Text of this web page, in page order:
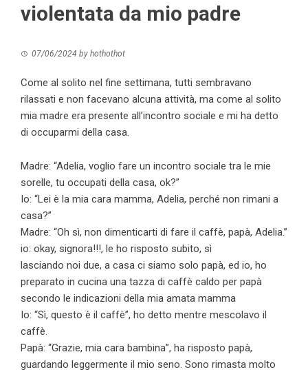
violentata da mio padre
07/06/2024 by hothothot
Come al solito nel fine settimana, tutti sembravano
rilassati e non facevano alcuna attività, ma come al solito
mia madre era presente all’incontro sociale e mi ha detto
di occuparmi della casa.
Madre: “Adelia, voglio fare un incontro sociale tra le mie
sorelle, tu occupati della casa, ok?”
Io: “Lei è la mia cara mamma, Adelia, perché non rimani a
casa?”
Madre: “Oh sì, non dimenticarti di fare il caffè, papà, Adelia.”
io: okay, signora!!!, le ho risposto subito, sì
lasciando noi due, a casa ci siamo solo papà, ed io, ho
preparato in cucina una tazza di caffè caldo per papà
secondo le indicazioni della mia amata mamma
Io: “Sì, questo è il caffè”, ho detto mentre mescolavo il
caffè.
Papà: “Grazie, mia cara bambina”, ha risposto papà,
guardando leggermente il mio seno. Sono rimasta molto